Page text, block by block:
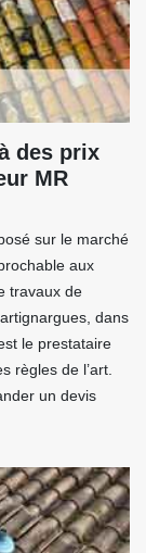
des prix
MR
sur le marché
aux
travaux de
dans
le prestataire
règles de l’art.
un devis